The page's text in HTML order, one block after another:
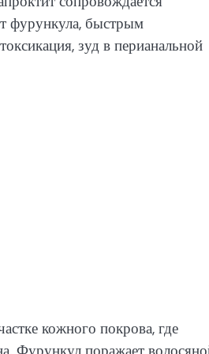
фурункула, быстрым
зуд в перианальной
кожного покрова, где